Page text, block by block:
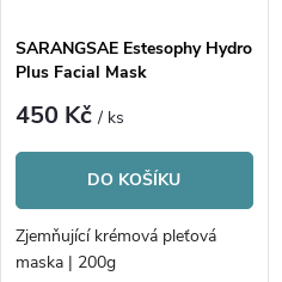
SARANGSAE Estesophy Hydro
Plus Facial Mask
450 Kč/ ks
DO KOŠÍKU
Zjemňující krémová pleťová
maska | 200g